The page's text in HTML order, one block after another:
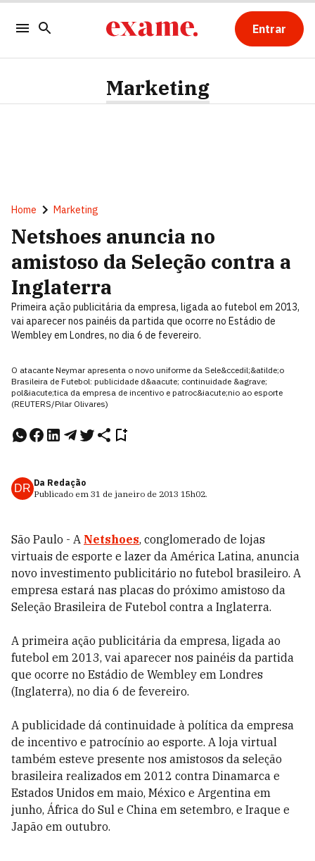
Entrar
Marketing
Home Marketing
Netshoes anuncia no
amistoso da Seleção contra a
Inglaterra
Primeira ação publicitária da empresa, ligada ao futebol em 2013,
vai aparecer nos painéis da partida que ocorre no Estádio de
Wembley em Londres, no dia 6 de fevereiro.
O atacante Neymar apresenta o novo uniforme da Sele&ccedil;&atilde;o
Brasileira de Futebol: publicidade d&aacute; continuidade &agrave;
pol&iacute;tica da empresa de incentivo e patroc&iacute;nio ao esporte
(REUTERS/Pilar Olivares)
DR Da Redação
Publicado em 31 de janeiro de 2013 15h02.
São Paulo - A Netshoes, conglomerado de lojas
virtuais de esporte e lazer da América Latina, anuncia
novo investimento publicitário no futebol brasileiro. A
empresa estará nas placas do próximo amistoso da
Seleção Brasileira de Futebol contra a Inglaterra.
A primeira ação publicitária da empresa, ligada ao
futebol em 2013, vai aparecer nos painéis da partida
que ocorre no Estádio de Wembley em Londres
(Inglaterra), no dia 6 de fevereiro.
A publicidade dá continuidade à política da empresa
de incentivo e patrocínio ao esporte. A loja virtual
também esteve presente nos amistosos da seleção
brasileira realizados em 2012 contra Dinamarca e
Estados Unidos em maio, México e Argentina em
junho, África do Sul e China em setembro, e Iraque e
Japão em outubro.